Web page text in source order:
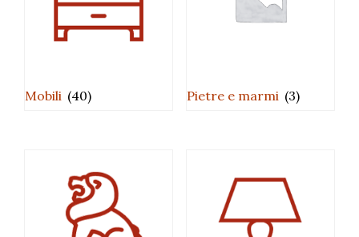
Mobili (40) Pietre e marmi (3)